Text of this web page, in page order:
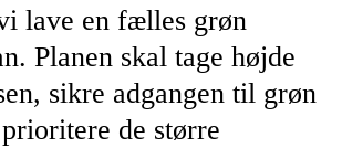
lave en fælles grøn
Planen skal tage højde
sikre adgangen til grøn
de større